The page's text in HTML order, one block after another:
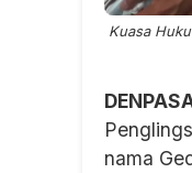
Kuasa
nama